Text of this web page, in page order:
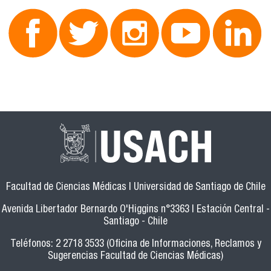
Facultad de Ciencias Médicas | Universidad de Santiago de Chile
Avenida Libertador Bernardo O'Higgins n°3363 | Estación Central -
Santiago - Chile
Teléfonos: 2 2718 3533 (Oficina de Informaciones, Reclamos y
Sugerencias Facultad de Ciencias Médicas)